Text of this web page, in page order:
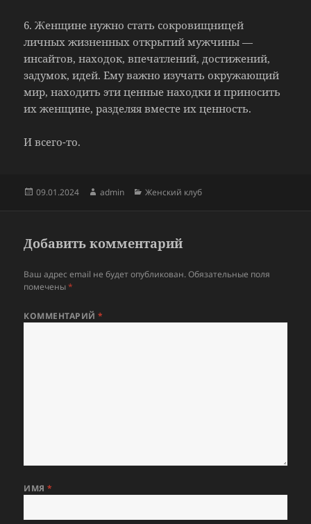
6. Женщине нужно стать сокровищницей
личных жизненных открытий мужчины —
инсайтов, находок, впечатлений, достижений,
задумок, идей. Ему важно изучать окружающий
мир, находить эти ценные находки и приносить
их женщине, разделяя вместе их ценность.
И всего-то.
Опубликовано
09.01.2024 Автор
admin Рубрики
Женский клуб
Добавить комментарий
Ваш адрес email не будет опубликован. Обязательные поля
помечены*
КОММЕНТАРИЙ*
ИМЯ*